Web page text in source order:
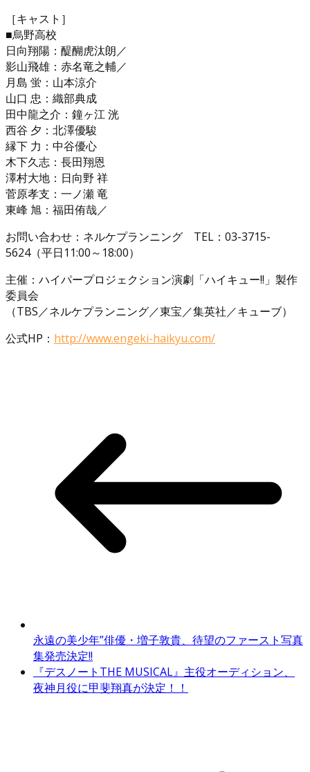
［キャスト］
■烏野高校
日向翔陽：醍醐虎汰朗／
影山飛雄：赤名竜之輔／
月島 蛍：山本涼介
山口 忠：織部典成
田中龍之介：鐘ヶ江 洸
西谷 夕：北澤優駿
縁下 力：中谷優心
木下久志：長田翔恩
澤村大地：日向野 祥
菅原孝支：一ノ瀬 竜
東峰 旭：福田侑哉／
お問い合わせ：ネルケプランニング TEL：03-3715-
5624（平日11:00～18:00）
主催：ハイパープロジェクション演劇「ハイキュー!!」製作
委員会
（TBS／ネルケプランニング／東宝／集英社／キューブ）
公式HP： http://www.engeki-haikyu.com/
永遠の美少年”俳優・増子敦貴、待望のファースト写真
集発売決定!!
『デスノートTHE MUSICAL』主役オーディション、
夜神月役に甲斐翔真が決定！！